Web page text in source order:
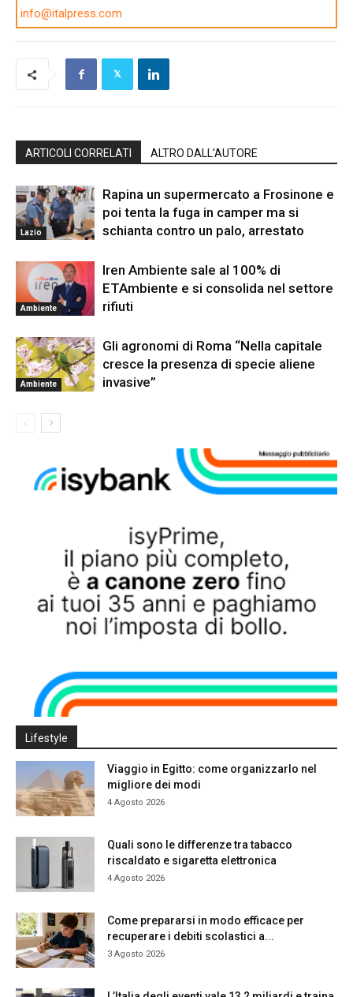
info@italpress.com
ARTICOLI CORRELATI ALTRO DALL'AUTORE
Lazio
Rapina un supermercato a Frosinone e
poi tenta la fuga in camper ma si
schianta contro un palo, arrestato
Ambiente
Iren Ambiente sale al 100% di
ETAmbiente e si consolida nel settore
rifiuti
Ambiente
Gli agronomi di Roma “Nella capitale
cresce la presenza di specie aliene
invasive”
Lifestyle
Viaggio in Egitto: come organizzarlo nel
migliore dei modi
4 Agosto 2026
Quali sono le differenze tra tabacco
riscaldato e sigaretta elettronica
4 Agosto 2026
Come prepararsi in modo efficace per
recuperare i debiti scolastici a...
3 Agosto 2026